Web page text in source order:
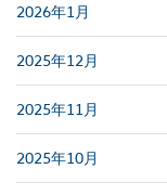
2026年1月
2025年12月
2025年11月
2025年10月